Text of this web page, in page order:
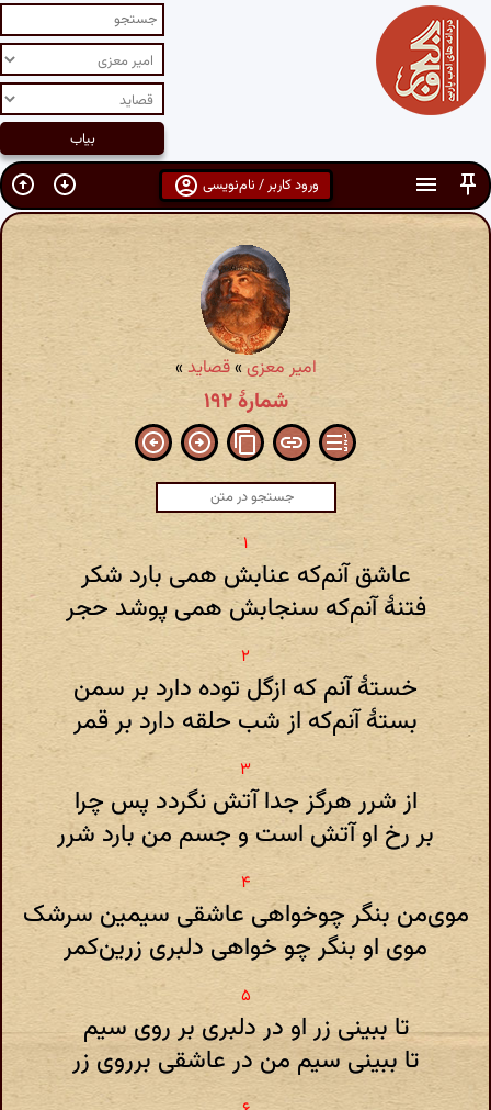
ورود کاربر / نام‌نویسی
امیر معزی»قصاید»
شمارهٔ ۱۹۲
عاشق آنم‌که عنابش همی بارد شکر
فتنهٔ آنم‌که سنجابش همی پوشد حجر
خستهٔ آنم ‌که ازگل توده دارد بر سمن
بستهٔ آنم‌که از شب حلقه دارد بر قمر
از شرر هرگز جدا آتش نگردد پس چرا
بر رخ او آتش‌ است و جسم‌ من بارد شرر
موی‌من بنگر چوخواهی عاشقی سیمین سرشک
موی او بنگر چو خواهی دلبری زرین‌کمر
تا ببینی زر او در دلبری بر روی سیم
تا ببینی سیم من در عاشقی برروی زر